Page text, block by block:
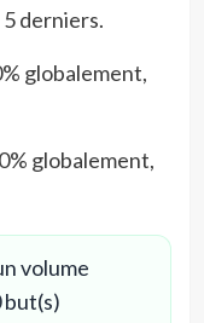
derniers.
globalement,
globalement,
volume